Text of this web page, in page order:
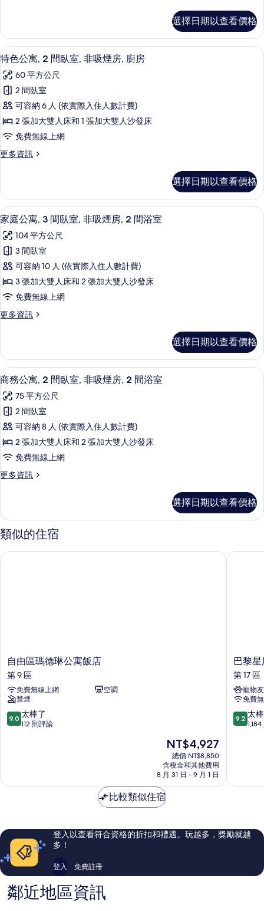
吸
煙
房,
廚
房
的
所
有
相
非
吸
煙
房,
廚
房
的
詳
情
大
雙
人
床
和
1
張
沙
發
台,
庭
園
的
所
有
相
片
公
寓,
1
加
大
人
床
和
張
露
台,
庭
園
的
詳
情
選擇日期以查看價格
顯
示
特
色
公
寓,
間
室,
非
吸
煙
房,
廚
房
的
所
片
14
特色公寓, 2 間臥室, 非吸煙房, 廚房
60 平方公尺
2 間臥室
可容納 6 人 (依實際入住人數計費)
2 張加大雙人床和 1 張加大雙人沙發床
免費無線上網
更多資訊
更
公
寓,
2
間
臥
室,
吸
煙
房,
廚
房
選擇日期以查看價格
顯
示
家
庭
公
寓,
間
室,
非
吸
煙
房,
2
間
浴
室
有
相
高級寢具、舒適加層、客房內保險箱、
23
家庭公寓, 3 間臥室, 非吸煙房, 2 間浴室
104 平方公尺
3 間臥室
可容納 10 人 (依實際入住人數計費)
3 張加大雙人床和 2 張加大雙人沙發床
免費無線上網
更多資訊
更
公
寓,
3
臥
室,
吸
煙
房,
間
詳
情
選擇日期以查看價格
顯
示
商
務
公
寓,
間
室,
非
吸
煙
所
有
相
片
高級寢具、舒適加層、客房內保險箱、
11
商務公寓, 2 間臥室, 非吸煙房, 2 間浴室
75 平方公尺
2 間臥室
可容納 8 人 (依實際入住人數計費)
2 張加大雙人床和 2 張加大雙人沙發床
免費無線上網
更多資訊
更
公
寓,
2
臥
詳
情
選擇日期以查看價格
類似的住宿
自
由
區
瑪
德
琳
公
區
自由區瑪德琳公寓飯店
第 9 區
免費無線上網
空調
禁煙
9.0
分，
棒
評
論
9.0 太棒了
112 則評論
現
在
價
格
為
NT$4,927
NT$4,927
總價 NT$8,850
含稅金和其他費用
8 月 31 日 - 9 月 1 日
自由區瑪德琳公寓飯店
巴
黎
星
辰
凱
悅
酒
巴黎
第 17 區
寵物
免費
9.2
分，
棒
評
論
9.2 太
巴黎星
比較類似住宿
登入以查看符合資格的折扣和禮遇。玩越多，獎勵就越
多！
登入 免費註冊
鄰近地區資訊